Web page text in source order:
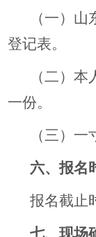
（一）
登记表。
（二）
一份。
（三）
六、报名
报名截止
七、现场